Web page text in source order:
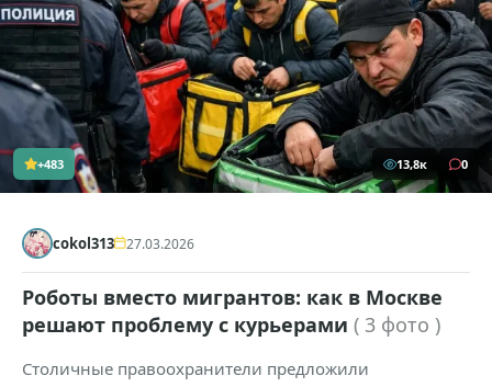
+483 13,8к 0
cokol313 27.03.2026
Роботы вместо мигрантов: как в Москве
решают проблему с курьерами ( 3 фото )
Столичные правоохранители предложили